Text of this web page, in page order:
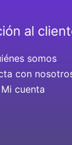
al
somos
con
Mi cuenta